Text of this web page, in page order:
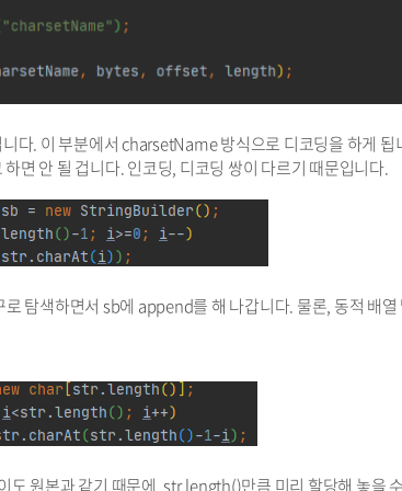
다. 이 부분에서 charsetName 방식으로 디코딩을 하게 됩
면 안 될 겁니다. 인코딩, 디코딩 쌍이 다르기 때문입니다.
탐색하면서 sb에 append를 해 나갑니다. 물론, 동적 배열
원본과 같기 때문에, str.length()만큼 미리 할당해 놓을